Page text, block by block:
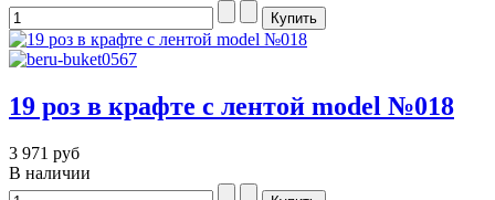
19 роз в крафте с лентой model №018
3 971 руб
В наличии